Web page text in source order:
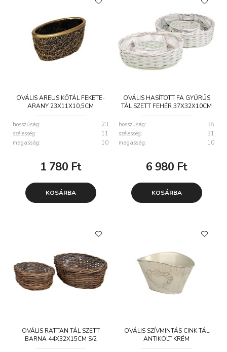
OVÁLIS AREUS KŐTÁL FEKETE-
ARANY 23X11X10,5CM
hosszúság:
23
szélesség:
11
magasság:
10
1 780 Ft
KOSÁRBA
OVÁLIS HASÍTOTT FA GYŰRŰS
TÁL SZETT FEHÉR 37X32X10CM
S/2
hosszúság:
38
szélesség:
31
magasság:
10
6 980 Ft
KOSÁRBA
OVÁLIS RATTAN TÁL SZETT
BARNA 44X32X15CM S/2
OVÁLIS SZÍVMINTÁS CINK TÁL
ANTIKOLT KRÉM
21X14,5X10,5/12CM